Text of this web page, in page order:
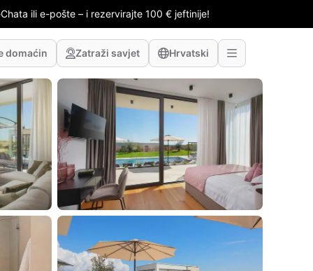
ili e-pošte – i rezervirajte 100 € jeftinije!
domaćin Zatraži savjet Hrvatski